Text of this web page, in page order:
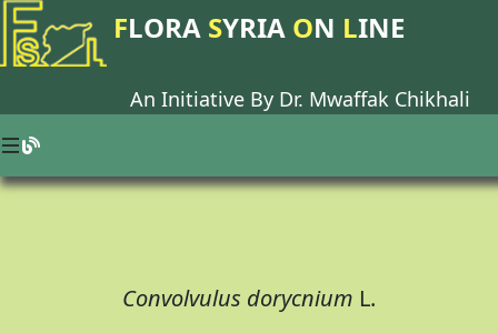
FLORA SYRIA ON LINE
An Initiative By Dr. Mwaffak Chikhali
Convolvulus dorycnium L.